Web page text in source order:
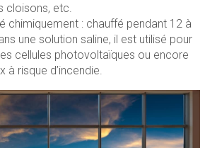
cloisons, etc.
chimiquement : chauffé pendant 12 à
une solution saline, il est utilisé pour
cellules photovoltaïques ou encore
à risque d’incendie.